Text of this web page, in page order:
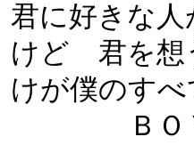
君に好きな
けど 君を
けが僕のす
ＢＯ